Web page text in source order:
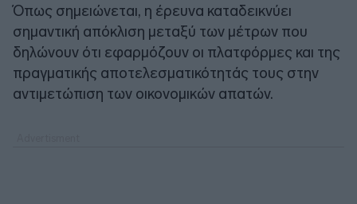
Όπως σημειώνεται, η έρευνα καταδεικνύει
σημαντική απόκλιση μεταξύ των μέτρων που
δηλώνουν ότι εφαρμόζουν οι πλατφόρμες και της
πραγματικής αποτελεσματικότητάς τους στην
αντιμετώπιση των οικονομικών απατών.